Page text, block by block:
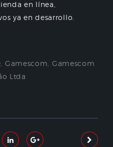
en línea,
ya en desarrollo.
Gamescom Gamescom
Ltda